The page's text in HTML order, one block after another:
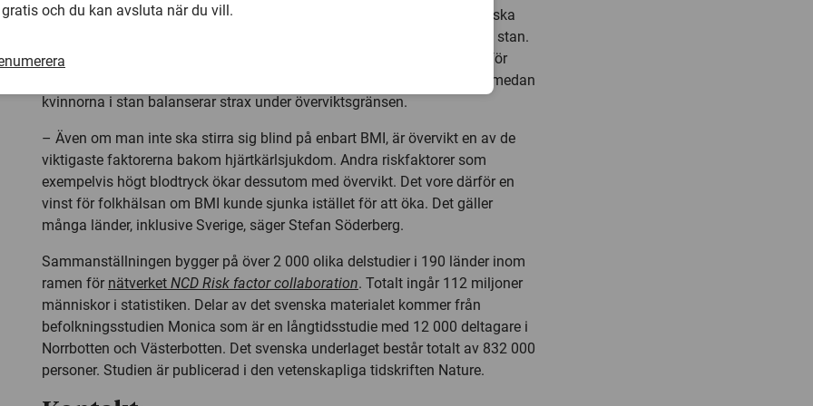
för svenska män, respektive en BMI-enhet för kvinnorna. För både svenska
män och kvinnor är värdena ungefär en halv enhet högre på landet än i stan.
De svenska männen ligger därmed numera i genomsnitt över gränsen för
övervikt. Det gör även kvinnorna på landsbygden med ett BMI på 25,4, medan
kvinnorna i stan balanserar strax under överviktsgränsen.
– Även om man inte ska stirra sig blind på enbart BMI, är övervikt en av de
viktigaste faktorerna bakom hjärtkärlsjukdom. Andra riskfaktorer som
exempelvis högt blodtryck ökar dessutom med övervikt. Det vore därför en
vinst för folkhälsan om BMI kunde sjunka istället för att öka. Det gäller
många länder, inklusive Sverige, säger Stefan Söderberg.
Sammanställningen bygger på över 2 000 olika delstudier i 190 länder inom
ramen för nätverket NCD Risk factor collaboration. Totalt ingår 112 miljoner
människor i statistiken. Delar av det svenska materialet kommer från
befolkningsstudien Monica som är en långtidsstudie med 12 000 deltagare i
Norrbotten och Västerbotten. Det svenska underlaget består totalt av 832 000
personer. Studien är publicerad i den vetenskapliga tidskriften Nature.
gratis och du kan avsluta när du vill.